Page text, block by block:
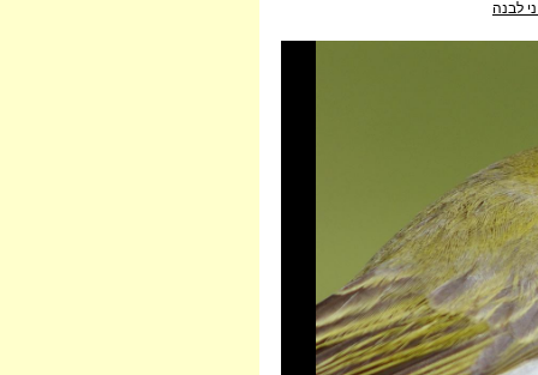
לבנה